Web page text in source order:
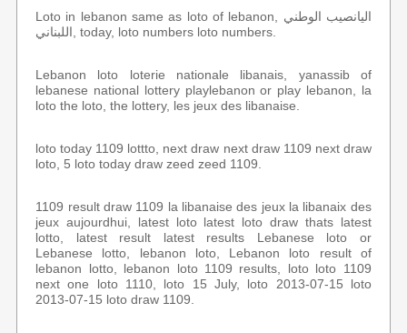
Loto in lebanon same as loto of lebanon, اليانصيب الوطني
اللبناني, today, loto numbers loto numbers.
Lebanon loto loterie nationale libanais, yanassib of
lebanese national lottery playlebanon or play lebanon, la
loto the loto, the lottery, les jeux des libanaise.
loto today 1109 lottto, next draw next draw 1109 next draw
loto, 5 loto today draw zeed zeed 1109.
1109 result draw 1109 la libanaise des jeux la libanaix des
jeux aujourdhui, latest loto latest loto draw thats latest
lotto, latest result latest results Lebanese loto or
Lebanese lotto, lebanon loto, Lebanon loto result of
lebanon lotto, lebanon loto 1109 results, loto loto 1109
next one loto 1110, loto 15 July, loto 2013-07-15 loto
2013-07-15 loto draw 1109.